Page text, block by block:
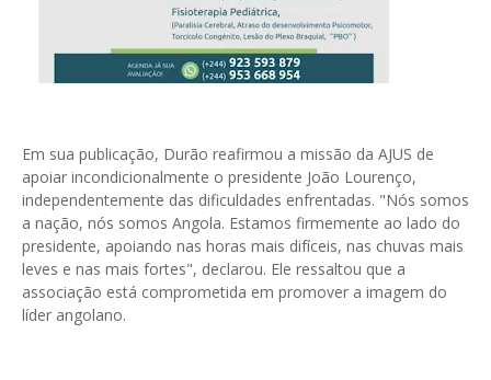
Em sua publicação, Durão reafirmou a missão da AJUS de
apoiar incondicionalmente o presidente João Lourenço,
independentemente das dificuldades enfrentadas. "Nós somos
a nação, nós somos Angola. Estamos firmemente ao lado do
presidente, apoiando nas horas mais difíceis, nas chuvas mais
leves e nas mais fortes", declarou. Ele ressaltou que a
associação está comprometida em promover a imagem do
líder angolano.